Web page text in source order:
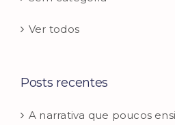
Ver todos
Posts recentes
A narrativa que poucos